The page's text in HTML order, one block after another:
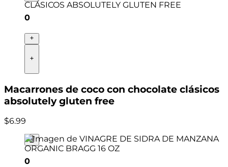
0
Macarrones de coco con chocolate clásicos
absolutely gluten free
$6.99
0